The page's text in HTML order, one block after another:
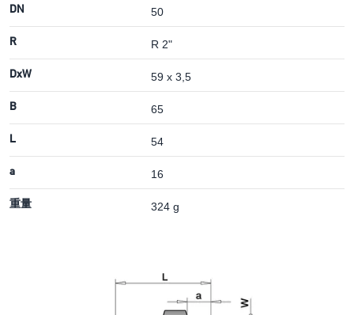
DN 50
R R 2"
DxW 59 x 3,5
B 65
L 54
a 16
重量 324 g